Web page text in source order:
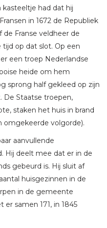
had dat hij
in 1672 de Republiek
Franse veldheer de
op dat slot. Op een
een troep Nederlandse
heide om hem
sprong half gekleed op zijn
De Staatse troepen,
staken het huis in brand
omgekeerde volgorde).
aanvullende
Hij deelt mee dat er in de
gebeurd is. Hij sluit af
huisgezinnen in de
in de gemeente
er samen 171, in 1845